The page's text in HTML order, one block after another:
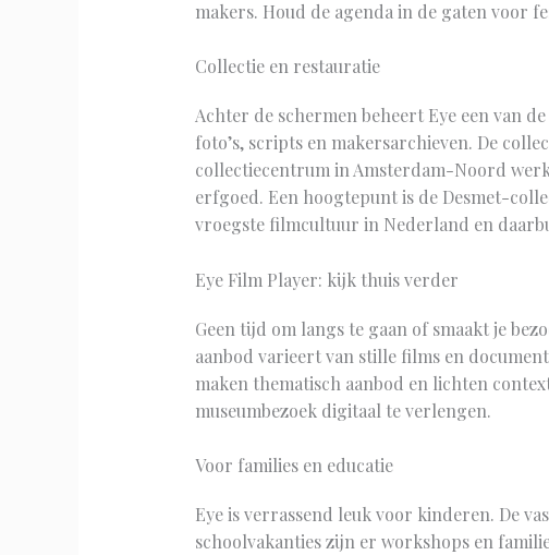
makers. Houd de agenda in de gaten voor
Collectie en restauratie
Achter de schermen beheert Eye een van
foto’s, scripts en makersarchieven. De
collectiecentrum in Amsterdam-Noord
erfgoed. Een hoogtepunt is de Desmet-
vroegste filmcultuur in Nederland en
Eye Film Player: kijk thuis verder
Geen tijd om langs te gaan of smaakt je
aanbod varieert van stille films en
maken thematisch aanbod en lichten
museumbezoek digitaal te verlengen.
Voor families en educatie
Eye is verrassend leuk voor kinderen. De
schoolvakanties zijn er workshops en